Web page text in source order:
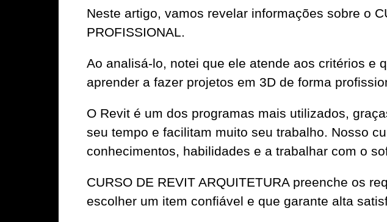
Neste artigo, vamos revelar informações sobre o
PROFISSIONAL.
Ao analisá-lo, notei que ele atende aos critérios
aprender a fazer projetos em 3D de forma
O Revit é um dos programas mais utilizados,
seu tempo e facilitam muito seu trabalho. Nosso
conhecimentos, habilidades e a trabalhar com o
CURSO DE REVIT ARQUITETURA preenche os
escolher um item confiável e que garante alta